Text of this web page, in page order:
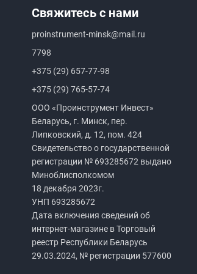
Свяжитесь с нами
proinstrument-minsk@mail.ru
7798
+375 (29) 657-77-98
+375 (29) 765-57-74
ООО «Проинструмент Инвест»
Беларусь, г. Минск, пер.
Липковский, д. 12, пом. 424
Свидетельство о государственной
регистрации № 693285672 выдано
Миноблисполкомом
18 декабря 2023г.
УНП 693285672
Дата включения сведений об
интернет-магазине в Торговый
реестр Республики Беларусь
29.03.2024, № регистрации 577600